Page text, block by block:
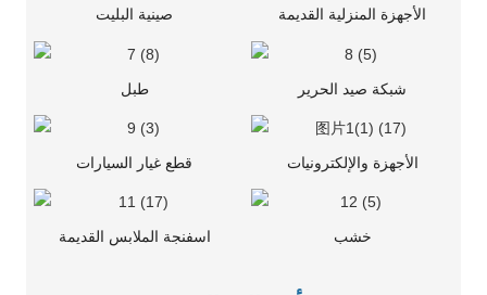
صينية البليت الأجهزة المنزلية القديمة
طبل شبكة صيد الحرير
قطع غيار السيارات الأجهزة والإلكترونيات
اسفنجة الملابس القديمة خشب